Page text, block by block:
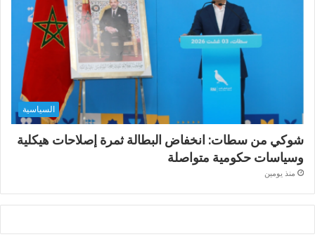
السياسية
شوكي من سطات: انخفاض البطالة ثمرة إصلاحات هيكلية
وسياسات حكومية متواصلة
منذ يومين